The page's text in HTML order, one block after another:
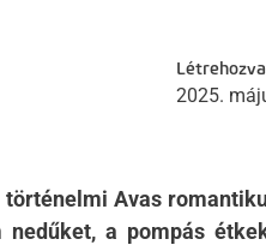
Létrehozva
2025.
Avas
a pompás